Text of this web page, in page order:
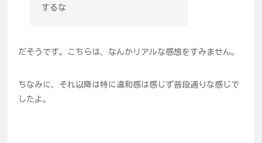
するな
だそうです。こちらは、なんかリアルな感想をすみません。
ちなみに、それ以降は特に違和感は感じず普段通りな感じで
したよ。